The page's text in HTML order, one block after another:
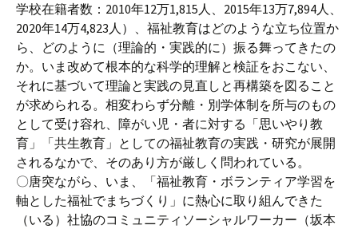
学校在籍者数：2010年12万1,815人、2015年13万7,894人、
2020年14万4,823人）、福祉教育はどのような立ち位置か
ら、どのように（理論的・実践的に）振る舞ってきたの
か。いま改めて根本的な科学的理解と検証をおこない、
それに基づいて理論と実践の見直しと再構築を図ること
が求められる。相変わらず分離・別学体制を所与のもの
として受け容れ、障がい児・者に対する「思いやり教
育」「共生教育」としての福祉教育の実践・研究が展開
されるなかで、そのあり方が厳しく問われている。
〇唐突ながら、いま、「福祉教育・ボランティア学習を
軸とした福祉でまちづくり」に熱心に取り組んできた
（いる）社協のコミュニティソーシャルワーカー（坂本